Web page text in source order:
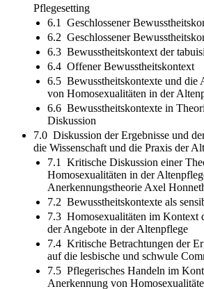
Pflegesetting
6.1 Geschlossener
6.2 Geschlossener
6.3 Bewusstheitskontext der
6.4 Offener Bewusstheitskontext
6.5 Bewusstheitskontexte und die
von Homosexualitäten in der
6.6 Bewusstheitskontexte in
Diskussion
7.0 Diskussion der Ergebnisse und
die Wissenschaft und die Praxis der
7.1 Kritische Diskussion einer
Homosexualitäten in der
Anerkennungstheorie Axel
7.2 Bewusstheitskontexte als
7.3 Homosexualitäten im Kontext
der Angebote in der Altenpflege
7.4 Kritische Betrachtungen der
auf die lesbische und schwule
7.5 Pflegerisches Handeln im
Anerkennung von